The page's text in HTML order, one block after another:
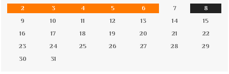
2
3 4 5 6 7
8
9
10 11 12 13 14
15
16
17 18 19 20 21
22
23
24 25 26 27 28
29
30
31